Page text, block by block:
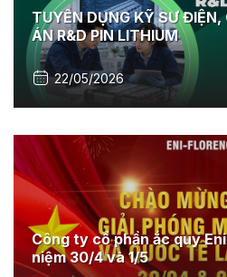
TUYỂN DỤNG KỸ SƯ ĐIỆN,
ÁN R&D PIN LITHIUM
22/05/2026
Công ty cổ phần ắc quy
niệm 30/4 và 1/5